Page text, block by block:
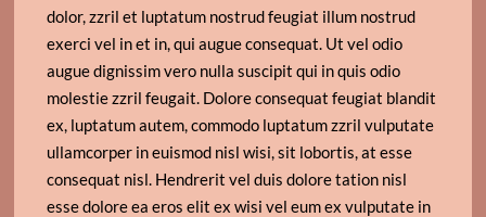
dolor, zzril et luptatum nostrud feugiat illum nostrud
exerci vel in et in, qui augue consequat. Ut vel odio
augue dignissim vero nulla suscipit qui in quis odio
molestie zzril feugait. Dolore consequat feugiat blandit
ex, luptatum autem, commodo luptatum zzril vulputate
ullamcorper in euismod nisl wisi, sit lobortis, at esse
consequat nisl. Hendrerit vel duis dolore tation nisl
esse dolore ea eros elit ex wisi vel eum ex vulputate in